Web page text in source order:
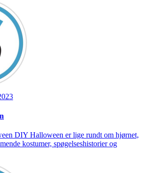
DIY Halloween er lige rundt om hjørnet,
kostumer, spøgelseshistorier og